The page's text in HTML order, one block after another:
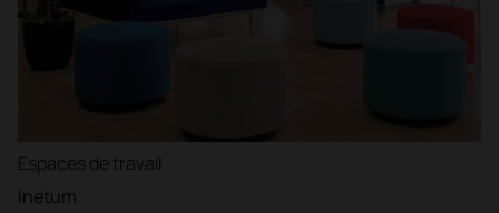
Espaces de travail
Inetum